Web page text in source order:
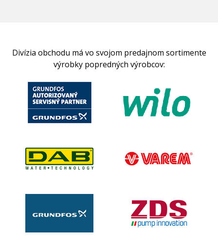
Divízia obchodu má vo svojom predajnom sortimente
výrobky popredných výrobcov: